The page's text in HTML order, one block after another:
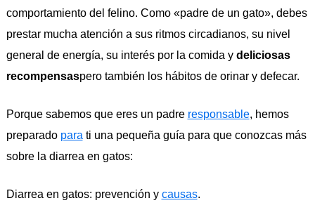
comportamiento del felino. Como «padre de un gato», debes
prestar mucha atención a sus ritmos circadianos, su nivel
general de energía, su interés por la comida y deliciosas
recompensaspero también los hábitos de orinar y defecar.
Porque sabemos que eres un padre responsable, hemos
preparado para ti una pequeña guía para que conozcas más
sobre la diarrea en gatos:
Diarrea en gatos: prevención y causas.